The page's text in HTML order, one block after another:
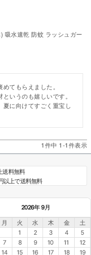
吸水速乾 防蚊 ラッシュガー
てもらえました。
いうのも嬉しいです。
に向けてすごく重宝し
1件中 1-1件表示
送料無料
以上で送料無料
2026年 9月
月 火 水 木 金
土
1
2 3 4
5
7 8 9 10 11
12
14 15 16 17 18 19